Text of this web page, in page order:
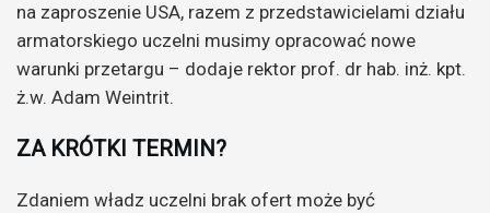
na zaproszenie USA, razem z przedstawicielami działu
armatorskiego uczelni musimy opracować nowe
warunki przetargu – dodaje rektor prof. dr hab. inż. kpt.
ż.w. Adam Weintrit.
ZA KRÓTKI TERMIN?
Zdaniem władz uczelni brak ofert może być